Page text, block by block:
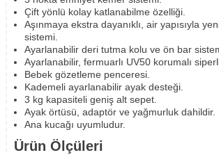
Çift yönlü kolay katlanabilme özelliği.
Aşınmaya ekstra dayanıklı, air yapısıyla
sistemi.
Ayarlanabilir deri tutma kolu ve ön bar
Ayarlanabilir, fermuarlı UV50 korumalı
Bebek gözetleme penceresi.
Kademeli ayarlanabilir ayak desteği.
3 kg kapasiteli geniş alt sepet.
Ayak örtüsü, adaptör ve yağmurluk dahildir.
Ana kucağı uyumludur.
Ürün Ölçüleri